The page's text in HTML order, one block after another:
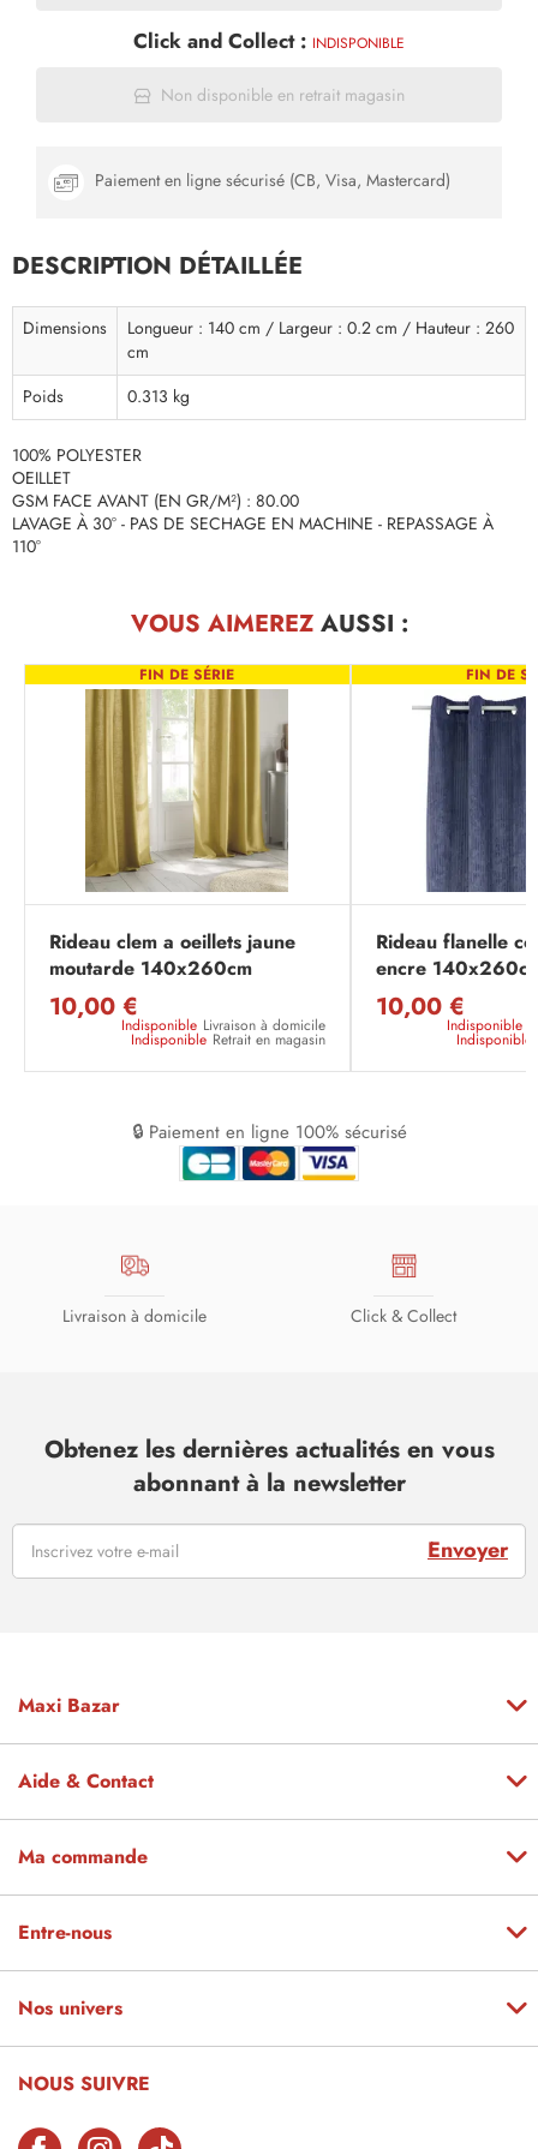
Click and Collect : INDISPONIBLE
Non disponible en retrait magasin
Paiement en ligne sécurisé (CB, Visa, Mastercard)
DESCRIPTION DÉTAILLÉE
Dimensions
Longueur : 140 cm / Largeur : 0.2 cm / Hauteur : 260
cm
Poids
0.313 kg
100% POLYESTER
OEILLET
GSM FACE AVANT (EN GR/M²) : 80.00
LAVAGE À 30° - PAS DE SECHAGE EN MACHINE - REPASSAGE À
110°
VOUS AIMEREZAUSSI :
FIN DE SÉRIE
Rideau clem a oeillets jaune
moutarde 140x260cm
10,00 €
Indisponible Livraison à domicile
Indisponible Retrait en magasin
FIN DE
Rideau flanelle
encre
10,00 €
Indisponible
Indisponible
🔒 Paiement en ligne 100% sécurisé
Livraison à domicile Click & Collect
Obtenez les dernières actualités en vous
abonnant à la newsletter
Envoyer
Maxi Bazar
Aide & Contact
Ma commande
Entre-nous
Nos univers
NOUS SUIVRE